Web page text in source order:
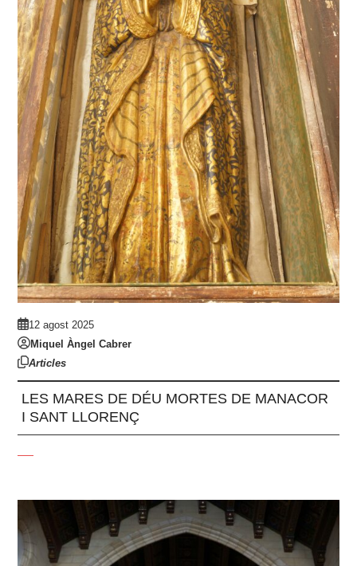
12 agost 2025
Miquel Àngel Cabrer
Articles
LES MARES DE DÉU MORTES DE MANACOR
I SANT LLORENÇ